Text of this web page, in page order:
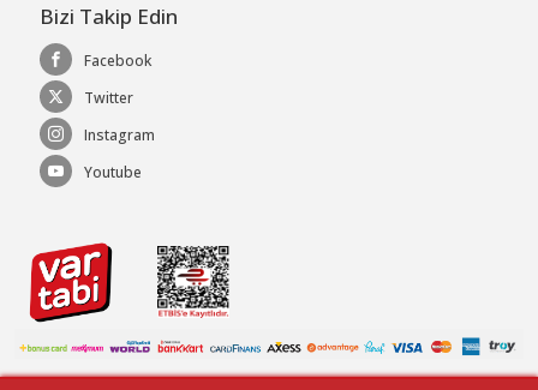
Bizi Takip Edin
Facebook
Twitter
Instagram
Youtube